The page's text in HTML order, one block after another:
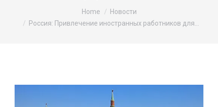
Home
Новости
Россия: Привлечение иностранных работников для…